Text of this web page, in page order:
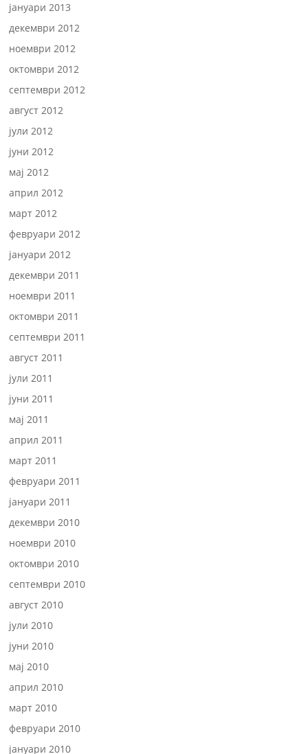
јануари 2013
декември 2012
ноември 2012
октомври 2012
септември 2012
август 2012
јули 2012
јуни 2012
мај 2012
април 2012
март 2012
февруари 2012
јануари 2012
декември 2011
ноември 2011
октомври 2011
септември 2011
август 2011
јули 2011
јуни 2011
мај 2011
април 2011
март 2011
февруари 2011
јануари 2011
декември 2010
ноември 2010
октомври 2010
септември 2010
август 2010
јули 2010
јуни 2010
мај 2010
април 2010
март 2010
февруари 2010
јануари 2010